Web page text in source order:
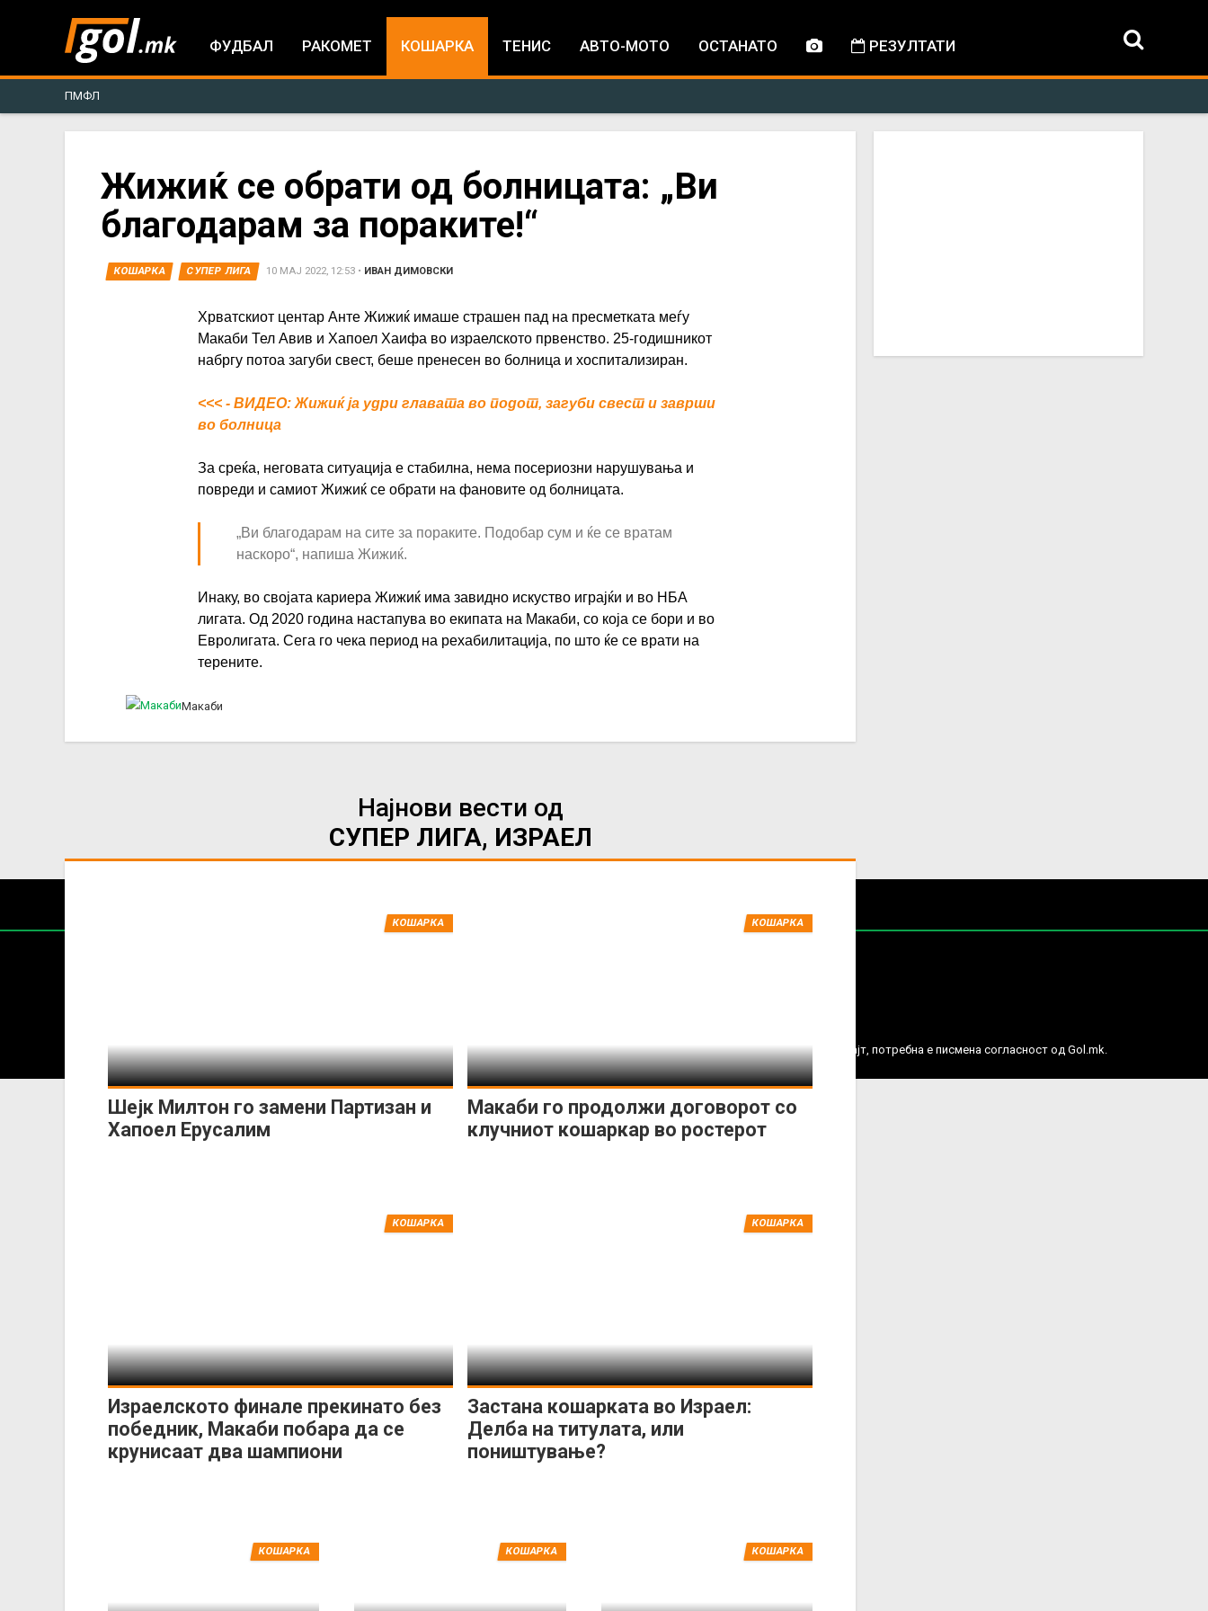
ФУДБАЛ РАКОМЕТ КОШАРКА ТЕНИС АВТО-МОТО ОСТАНАТО РЕЗУЛТАТИ
ПМФЛ
You
here
Жижиќ се обрати од болницата: „Ви
благодарам за пораките!“
КОШАРКА СУПЕР ЛИГА 10 МАЈ 2022, 12:53• ИВАН ДИМОВСКИ
Хрватскиот центар Анте Жижиќ имаше страшен пад на пресметката меѓу
Макаби Тел Авив и Хапоел Хаифа во израелското првенство. 25-годишникот
набргу потоа загуби свест, беше пренесен во болница и хоспитализиран.
<<< - ВИДЕО: Жижиќ ја удри главата во подот, загуби свест и заврши
во болница
За среќа, неговата ситуација е стабилна, нема посериозни нарушувања и
повреди и самиот Жижиќ се обрати на фановите од болницата.
„Ви благодарам на сите за пораките. Подобар сум и ќе се вратам
наскоро“, напиша Жижиќ.
Инаку, во својата кариера Жижиќ има завидно искуство играјќи и во НБА
лигата. Од 2020 година настапува во екипата на Макаби, со која се бори и во
Евролигата. Сега го чека период на рехабилитација, по што ќе се врати на
терените.
Макаби
Најнови вести од
СУПЕР ЛИГА, ИЗРАЕЛ
Шејк Милтон го замени Партизан и
Хапоел Ерусалим
КОШАРКА
Макаби го продолжи договорот со
клучниот кошаркар во ростерот
КОШАРКА
Израелското финале прекинато без
победник, Макаби побара да се
крунисаат два шампиони
КОШАРКА
Застана кошарката во Израел:
Делба на титулата, или
поништување?
КОШАРКА
КОШАРКА КОШАРКА КОШАРКА
За секоја форма на распространување, репродукција или комерцијална употреба на текстови, фотографии или податоци од овој веб сајт, потребна е писмена согласност од Gol.mk.